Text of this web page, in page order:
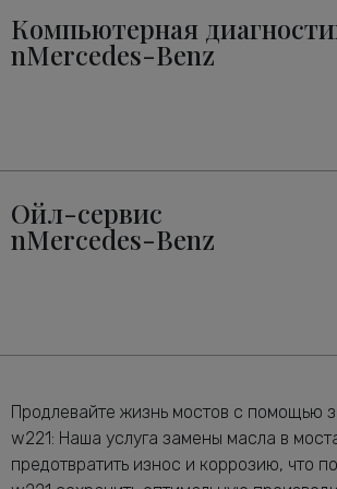
Компьютерная
nMercedes-Benz
Ойл-сервис
nMercedes-Benz
Продлевайте жизнь мостов с помощью
w221: Наша услуга замены масла в
предотвратить износ и коррозию, что